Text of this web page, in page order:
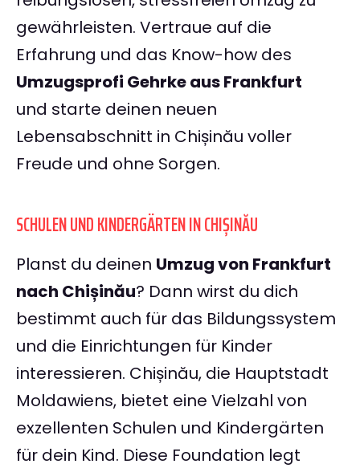
gewährleisten. Vertraue auf die
Erfahrung und das Know-how des
Umzugsprofi Gehrke aus Frankfurt
und starte deinen neuen
Lebensabschnitt in Chișinău voller
Freude und ohne Sorgen.
SCHULEN UND KINDERGÄRTEN IN CHIȘINĂU
Planst du deinen Umzug von Frankfurt
nach Chișinău? Dann wirst du dich
bestimmt auch für das Bildungssystem
und die Einrichtungen für Kinder
interessieren. Chișinău, die Hauptstadt
Moldawiens, bietet eine Vielzahl von
exzellenten Schulen und Kindergärten
für dein Kind. Diese Foundation legt